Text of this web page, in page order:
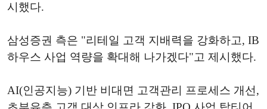
시했다.
삼성증권 측은 "리테일 고객 지배력을 강화하고, IB
하우스 사업 역량을 확대해 나가겠다"고 제시했다.
AI(인공지능) 기반 비대면 고객관리 프로세스 개선,